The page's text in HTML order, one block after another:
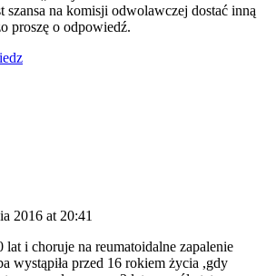
szansa na komisji odwolawczej dostać inną
proszę o odpowiedź.
2016 at 20:41
lat i choruje na reumatoidalne zapalenie
wystąpiła przed 16 rokiem życia ,gdy